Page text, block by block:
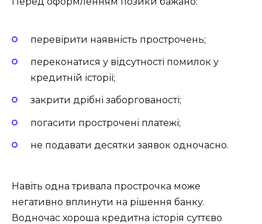
перевірити наявність прострочень;
переконатися у відсутності помилок у
кредитній історії;
закрити дрібні заборгованості;
погасити прострочені платежі;
не подавати десятки заявок одночасно.
Навіть одна тривала прострочка може
негативно вплинути на рішення банку.
Водночас хороша кредитна історія суттєво